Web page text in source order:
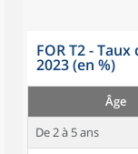
FOR T2 -
2023 (en %)
Âge
De 2 à 5 ans